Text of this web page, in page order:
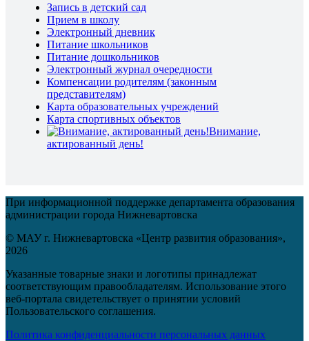
Запись в детский сад
Прием в школу
Электронный дневник
Питание школьников
Питание дошкольников
Электронный журнал очередности
Компенсации родителям (законным
представителям)
Карта образовательных учреждений
Карта спортивных объектов
Внимание,
актированный день!
При информационной поддержке департамента образования
администрации города Нижневартовска
© МАУ г. Нижневартовска «Центр развития образования»,
2026
Указанные товарные знаки и логотипы принадлежат
соответствующим правообладателям. Использование этого
веб-портала свидетельствует о принятии условий
Пользовательского соглашения.
Политика конфиденциальности персональных данных